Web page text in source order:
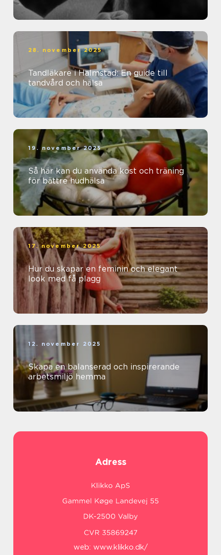
28. november 2025
Tandläkare i Halmstad: En guide till
tandvård och hälsa
19. november 2025
Så här kan du använda kost och träning
för bättre hudhälsa
17. november 2025
Hur du skapar en feminin och elegant
look med få plagg
12. november 2025
Skapa en balanserad och inspirerande
arbetsmiljö hemma
Adress
web: www.klikko.dk/